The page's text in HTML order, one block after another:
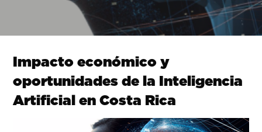
Impacto económico y
oportunidades de la Inteligencia
Artificial en Costa Rica